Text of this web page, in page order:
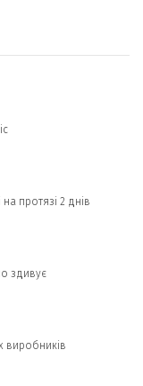
протязі 2 днів
здивує
виробників